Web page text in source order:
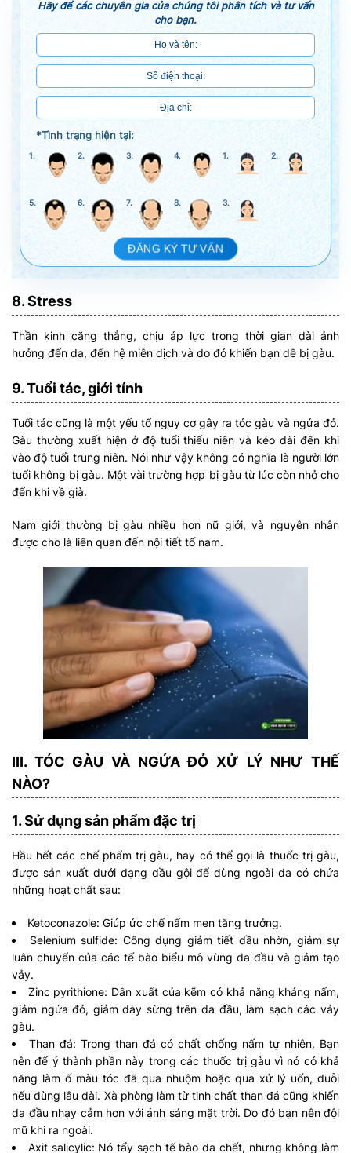
Hãy để các chuyên gia của chúng tôi phân tích và tư vấn
cho bạn.
*Tình trạng hiện tại:
1. 2. 3. 4. 1. 2.
5. 6. 7. 8. 3.
ĐĂNG KÝ TƯ VẤN
8. Stress
Thần kinh căng thẳng, chịu áp lực trong thời gian dài ảnh
hưởng đến da, đến hệ miễn dịch và do đó khiến bạn dễ bị gàu.
9. Tuổi tác, giới tính
Tuổi tác cũng là một yếu tố nguy cơ gây ra tóc gàu và ngứa đỏ.
Gàu thường xuất hiện ở độ tuổi thiếu niên và kéo dài đến khi
vào độ tuổi trung niên. Nói như vậy không có nghĩa là người lớn
tuổi không bị gàu. Một vài trường hợp bị gàu từ lúc còn nhỏ cho
đến khi về già.
Nam giới thường bị gàu nhiều hơn nữ giới, và nguyên nhân
được cho là liên quan đến nội tiết tố nam.
III. TÓC GÀU VÀ NGỨA ĐỎ XỬ LÝ NHƯ THẾ
NÀO?
1. Sử dụng sản phẩm đặc trị
Hầu hết các chế phẩm trị gàu, hay có thể gọi là thuốc trị gàu,
được sản xuất dưới dạng dầu gội để dùng ngoài da có chứa
những hoạt chất sau:
Ketoconazole: Giúp ức chế nấm men tăng trưởng.
Selenium sulfide: Công dụng giảm tiết dầu nhờn, giảm sự
luân chuyển của các tế bào biểu mô vùng da đầu và giảm tạo
vảy.
Zinc pyrithione: Dẫn xuất của kẽm có khả năng kháng nấm,
giảm ngứa đỏ, giảm dày sừng trên da đầu, làm sạch các vảy
gàu.
Than đá: Trong than đá có chất chống nấm tự nhiên. Bạn
nên để ý thành phần này trong các thuốc trị gàu vì nó có khả
năng làm ố màu tóc đã qua nhuộm hoặc qua xử lý uốn, duỗi
nếu dùng lâu dài. Xà phòng làm từ tinh chất than đá cũng khiến
da đầu nhạy cảm hơn với ánh sáng mặt trời. Do đó bạn nên đội
mũ khi ra ngoài.
Axit salicylic: Nó tẩy sạch tế bào da chết, nhưng không làm